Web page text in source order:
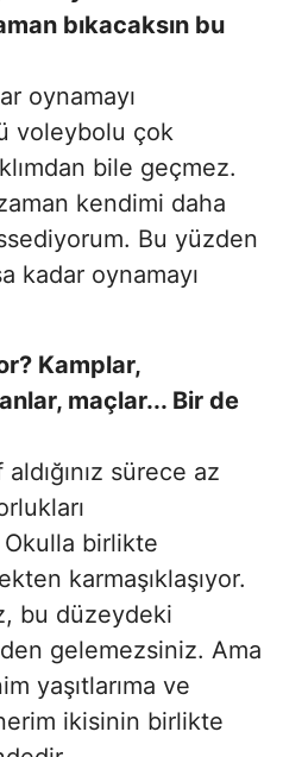
bıkacaksın bu
oynamayı
voleybolu çok
bile geçmez.
kendimi daha
Bu yüzden
kadar oynamayı
Kamplar,
maçlar... Bir de
sürece az
birlikte
karmaşıklaşıyor.
bu düzeydeki
gelemezsiniz. Ama
yaşıtlarıma ve
ikisinin birlikte